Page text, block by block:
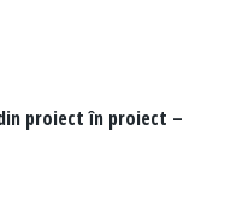
proiect în proiect –